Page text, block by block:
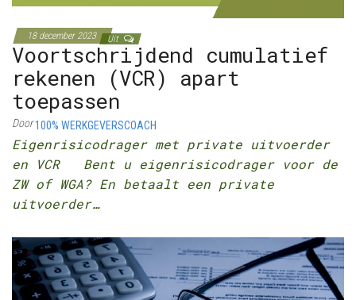
18 december 2023 Uit
Voortschrijdend cumulatief
rekenen (VCR) apart
toepassen
Door100% WERKGEVERSCOACH
Eigenrisicodrager met private uitvoerder
en VCR Bent u eigenrisicodrager voor de
ZW of WGA? En betaalt een private
uitvoerder…